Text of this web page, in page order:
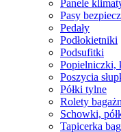
Panele
Pasy
Pedały
Podłokietniki
Podsufitki
Popielniczki,
Poszycia
Półki tylne
Rolety
Schowki,
Tapicerka